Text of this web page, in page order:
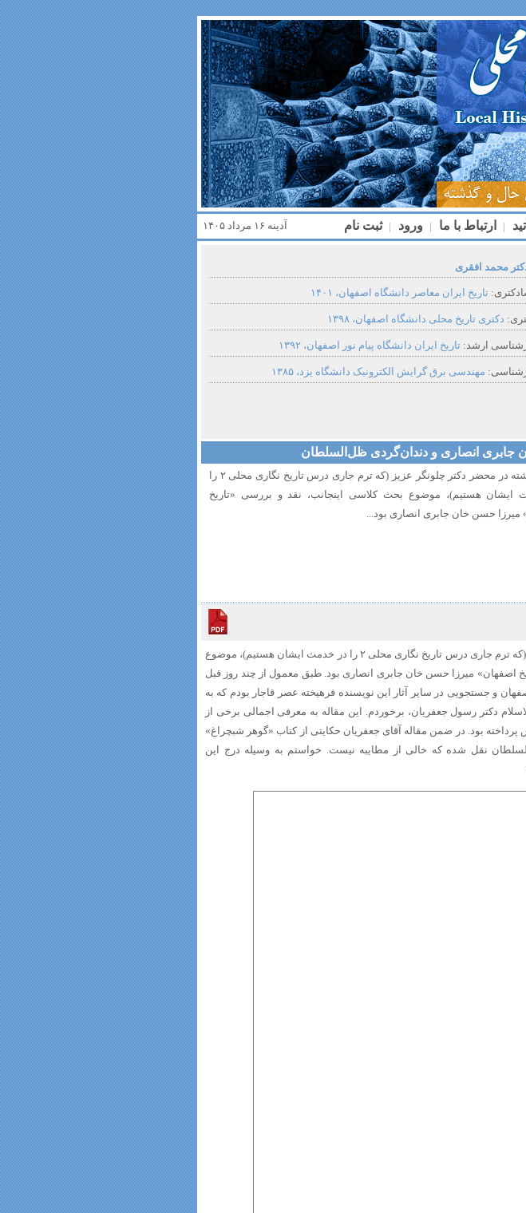
| ارتباط با ما | ورود | ثبت نام آدینه ۱۶ مرداد ۱۴۰۵
محمد افقری
تاریخ ایران معاصر دانشگاه اصفهان، ۱۴۰۱
دکتری تاریخ محلی دانشگاه اصفهان، ۱۳۹۸
ارشد: تاریخ ایران دانشگاه پیام نور اصفهان، ۱۳۹۲
مهندسی برق گرایش الکترونیک دانشگاه یزد، ۱۳۸۵
جابری انصاری و دندان‌گردی ظل‌السلطان
​​هفته گذشته در محضر دکتر چلونگر عزیز (که ترم جاری درس تاریخ نگاری محلی ۲ را
ایشان هستیم)، موضوع بحث کلاسی اینجانب، نقد و بررسی «تاریخ
میرزا حسن خان جابری انصاری بود...
هفته گذشته در محضر دکتر چلونگر عزیز (که ترم جاری درس تاریخ نگاری محلی ۲ را در خدمت ایشان هستیم)، موضوع
اصفهان» میرزا حسن خان جابری انصاری بود. طبق معمول از چند روز قبل
و جستجویی در سایر آثار این نویسنده فرهیخته عصر قاجار بودم که به
دکتر رسول جعفریان، برخوردم. این مقاله به معرفی اجمالی برخی از
پرداخته بود. در ضمن مقاله آقای جعفریان حکایتی از کتاب «گوهر شبچراغ»
نقل شده که خالی از مطایبه نیست. خواستم به وسیله درج این